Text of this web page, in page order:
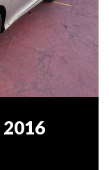
2016